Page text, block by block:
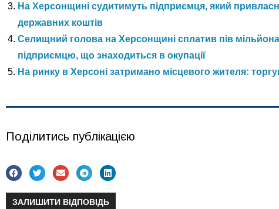
На Херсонщині судитимуть підприємця, який
державних коштів
Селищний голова на Херсонщині сплатив пів
підприємцю, що знаходиться в окупації
На ринку в Херсоні затримано місцевого жителя:
Поділитись публікацією
ЗАЛИШИТИ ВІДПОВІДЬ